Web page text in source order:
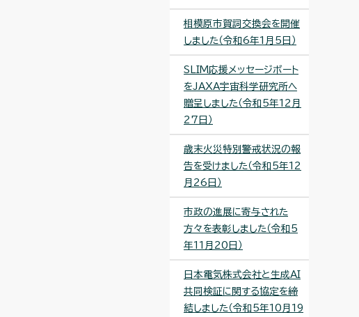
相模原市賀詞交換会を開催
しました（令和6年1月5日）
SLIM応援メッセージボート
をJAXA宇宙科学研究所へ
贈呈しました（令和5年12月
27日）
歳末火災特別警戒状況の報
告を受けました（令和5年12
月26日）
市政の進展に寄与された
方々を表彰しました（令和5
年11月20日）
日本電気株式会社と生成AI
共同検証に関する協定を締
結しました（令和5年10月19